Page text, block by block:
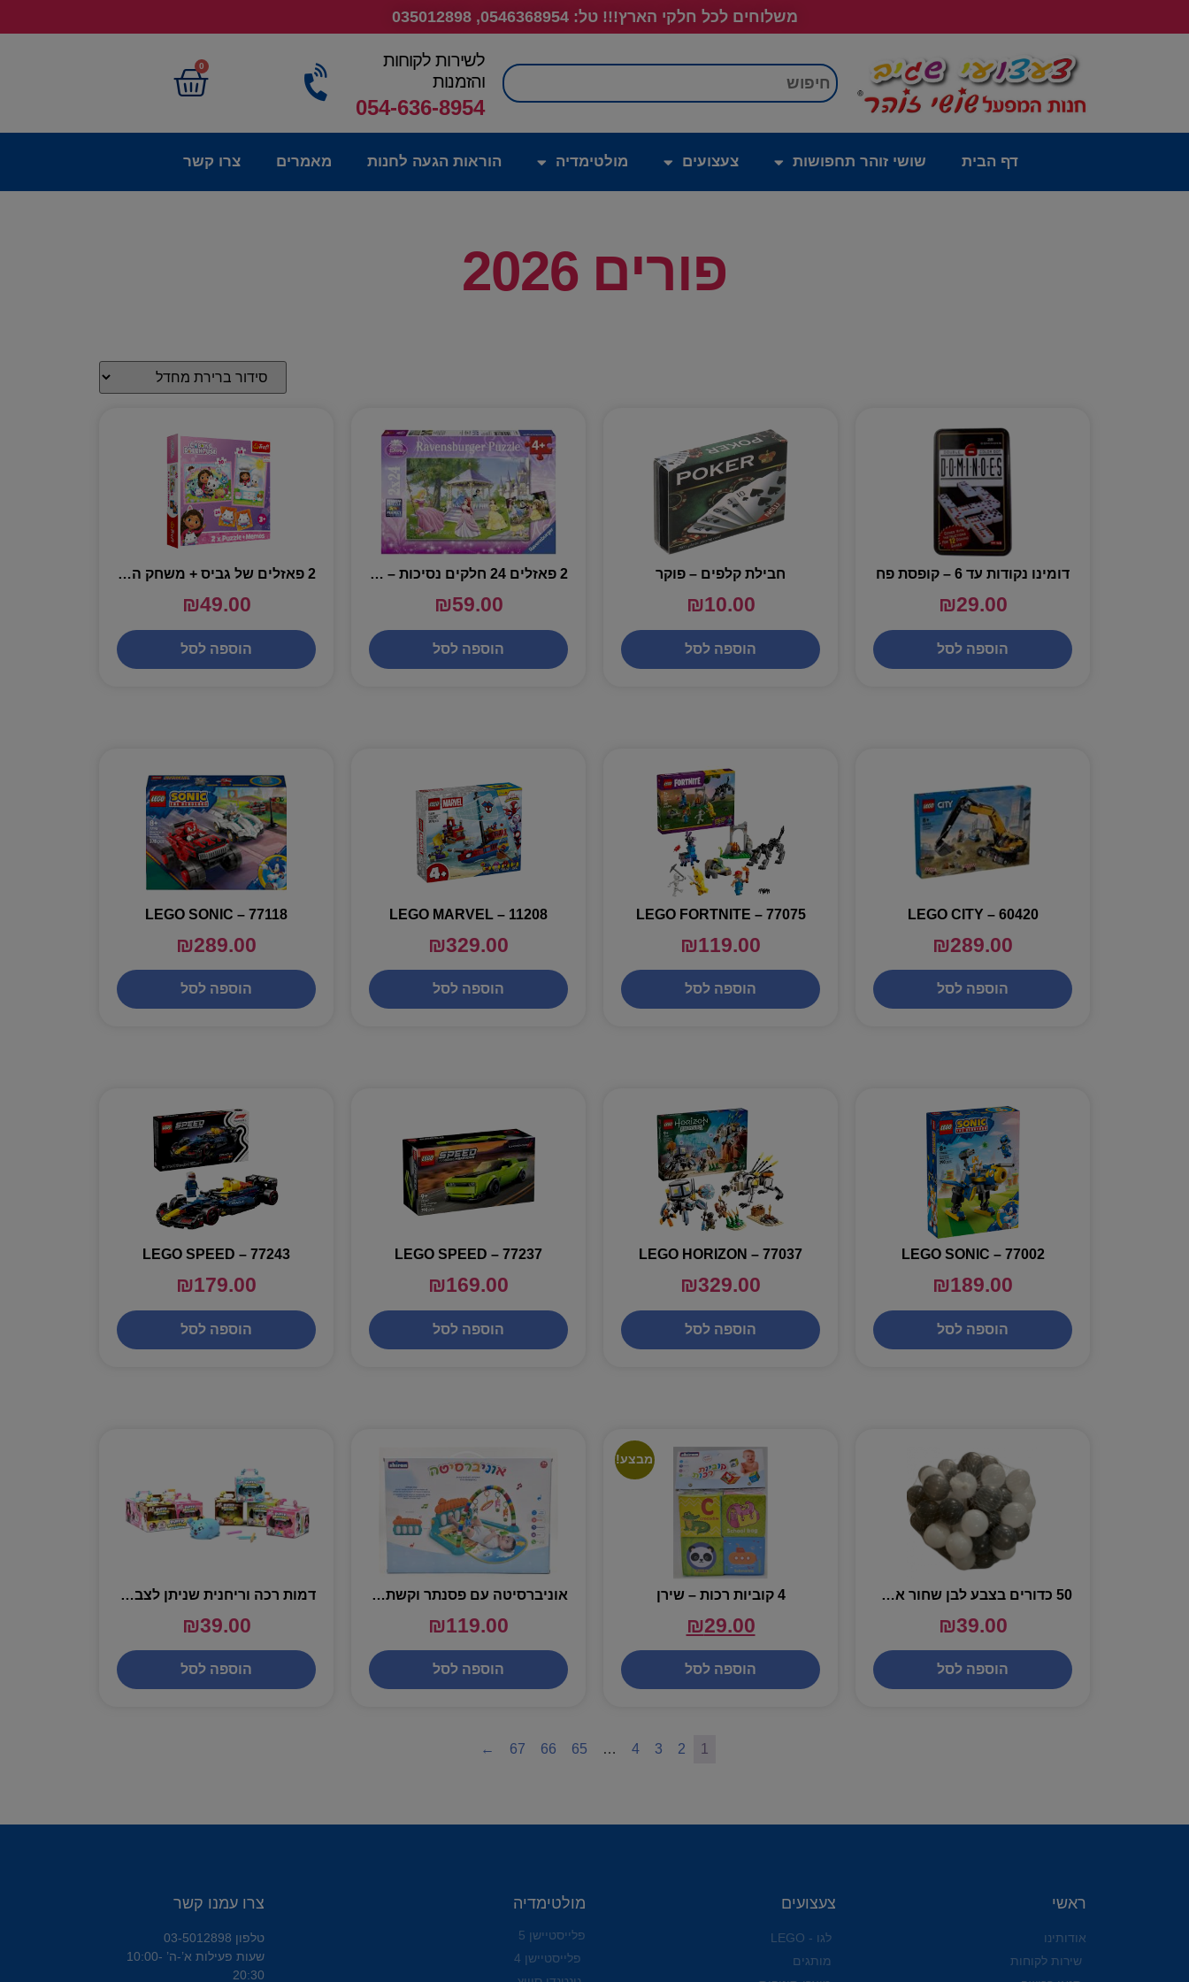
משלוחים לכל חלקי הארץ!!! טל: 0546368954, 035012898
חיפוש
לשירות לקוחות
והזמנות
054-636-8954
0
דף הבית שושי זוהר תחפושות צעצועים מולטימדיה הוראות הגעה לחנות מאמרים צרו קשר
פורים 2026
דומינו נקודות עד 6 – קופסת פח
₪29.00
הוספה לסל
חבילת קלפים – פוקר
₪10.00
הוספה לסל
2 פאזלים 24 חלקים נסיכות – 088652
₪59.00
הוספה לסל
2 פאזלים של גביס + משחק הזיכרון : 30, 48 חלקים TREFL – 93382
₪49.00
הוספה לסל
LEGO CITY – 60420
₪289.00
הוספה לסל
LEGO FORTNITE – 77075
₪119.00
הוספה לסל
LEGO MARVEL – 11208
₪329.00
הוספה לסל
LEGO SONIC – 77118
₪289.00
הוספה לסל
LEGO SONIC – 77002
₪189.00
הוספה לסל
LEGO HORIZON – 77037
₪329.00
הוספה לסל
LEGO SPEED – 77237
₪169.00
הוספה לסל
LEGO SPEED – 77243
₪179.00
הוספה לסל
50 כדורים בצבע לבן שחור אפור ושקוף לאוהל כדורים
₪39.00
הוספה לסל
מבצע!
4 קוביות רכות – שירן
₪29.00
הוספה לסל
אוניברסיטה עם פסנתר וקשת פעילות – שירן
₪119.00
הוספה לסל
דמות רכה וריחנית שניתן לצבוע ולשטוף – מגוון – PUFFY MALLOWS
₪39.00
הוספה לסל
1
2
3
4
…
65
66
67
←
ראשי
אודותינו
שירות לקוחות
צעצועים
לגו - LEGO
מותגים
מולטימדיה
פלייסטיישן 5
פלייסטיישן 4
צרו עמנו קשר
טלפון 03-5012898
שעות פעילות א’-ה’ 10:00-
20:30